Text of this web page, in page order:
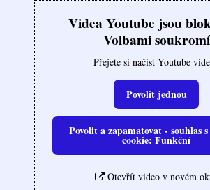
Videa Youtube jsou
Volbami soukromí
Přejete si načíst Youtube
Povolit jednou
Povolit a zapamatovat - souhlas
cookie: Funkční
Otevřít video v novém